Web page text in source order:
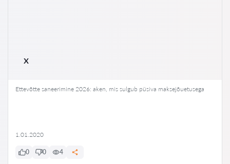
x
Ettevõtte saneerimine 2026: aken, mis sulgub püsiva maksejõuetusega
1.01.2020
0 0 4